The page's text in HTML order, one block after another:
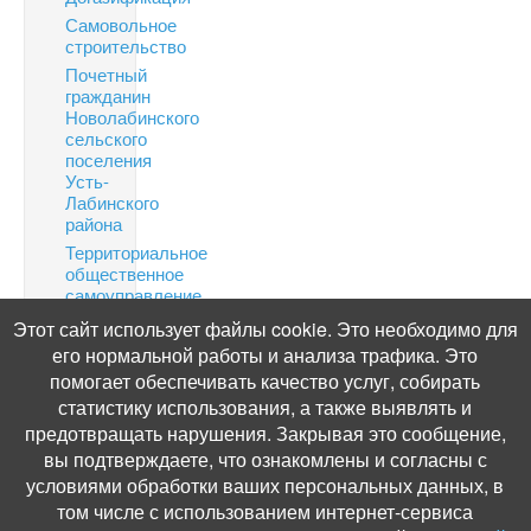
Самовольное
строительство
Почетный
гражданин
Новолабинского
сельского
поселения
Усть-
Лабинского
района
Территориальное
общественное
самоуправление
Финансовая
грамотность
Информация
по
налогам
Публичные
слушания
Этот сайт использует файлы cookie. Это необходимо для
его нормальной работы и анализа трафика. Это
помогает обеспечивать качество услуг, собирать
статистику использования, а также выявлять и
предотвращать нарушения. Закрывая это сообщение,
вы подтверждаете, что ознакомлены и согласны с
условиями обработки ваших персональных данных, в
том числе с использованием интернет-сервиса